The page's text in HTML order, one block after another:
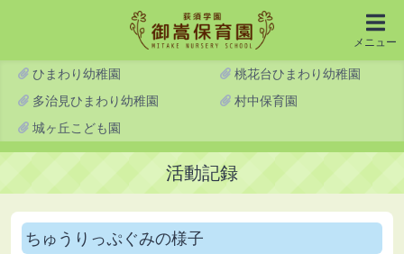
メニュー
ひまわり幼稚園
桃花台ひまわり幼稚園
多治見ひまわり幼稚園
村中保育園
城ヶ丘こども園
活動記録
ちゅうりっぷぐみの様子